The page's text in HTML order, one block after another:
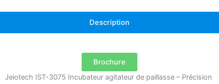
Description
Brochure
Jeiotech IST-3075 Incubateur agitateur de paillasse – Précision